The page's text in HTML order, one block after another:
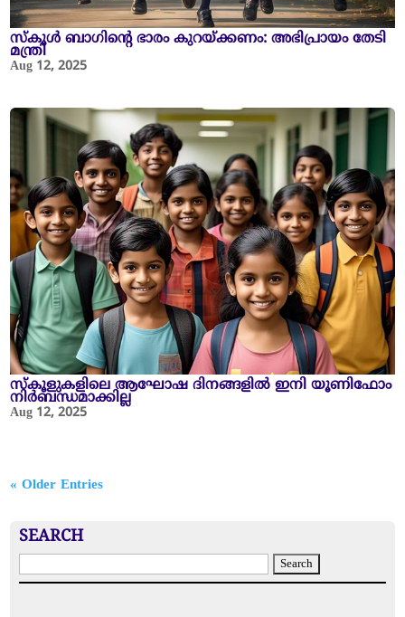
സ്കൂൾ ബാഗിന്റെ ഭാരം കുറയ്ക്കണം: അഭിപ്രായം തേടി
മന്ത്രി
Aug 12, 2025
സ്‌കൂളുകളിലെ ആഘോഷ ദിനങ്ങളിൽ ഇനി യൂണിഫോം
നിർബന്ധമാക്കില്ല
Aug 12, 2025
« Older Entries
SEARCH
e